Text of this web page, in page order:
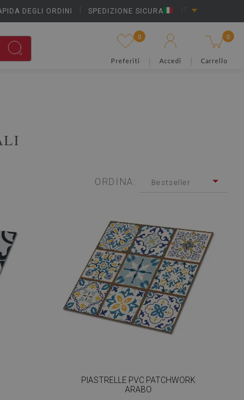
DEGLI ORDINI SPEDIZIONE SICURA
0
Preferiti Accedi
0
Carrello
ORDINA: Bestseller
PIASTRELLE PVC PATCHWORK
ARABO